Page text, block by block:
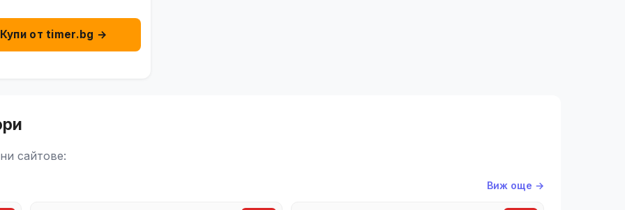
Купи от timer.bg →
сайтове:
Виж още →